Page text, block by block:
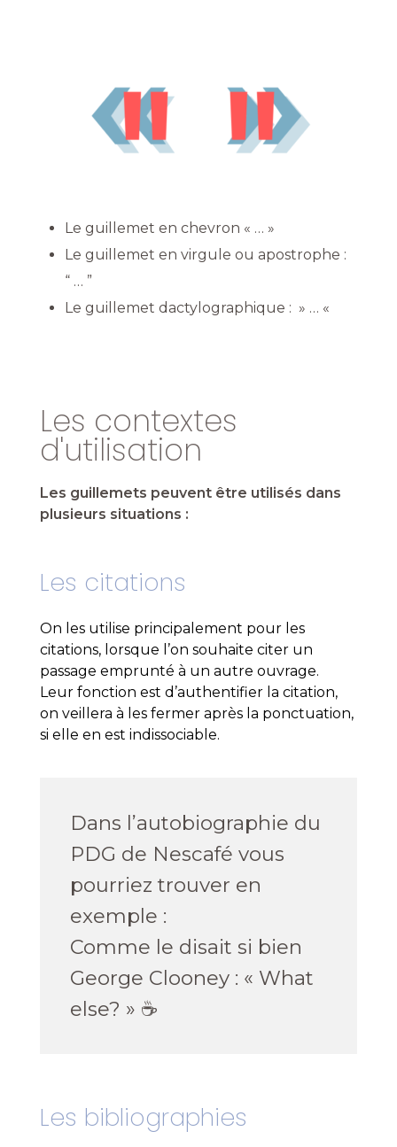
Le guillemet en chevron « … »
Le guillemet en virgule ou apostrophe :
“ … ”
Le guillemet dactylographique : » … «
Les contextes
d'utilisation
Les guillemets peuvent être utilisés dans
plusieurs situations :
Les citations
On les utilise principalement pour les
citations, lorsque l’on souhaite citer un
passage emprunté à un autre ouvrage.
Leur fonction est d’authentifier la citation,
on veillera à les fermer après la ponctuation,
si elle en est indissociable.
Dans l’autobiographie du
PDG de Nescafé vous
pourriez trouver en
exemple :
Comme le disait si bien
George Clooney : « What
else? » ☕️
Les bibliographies